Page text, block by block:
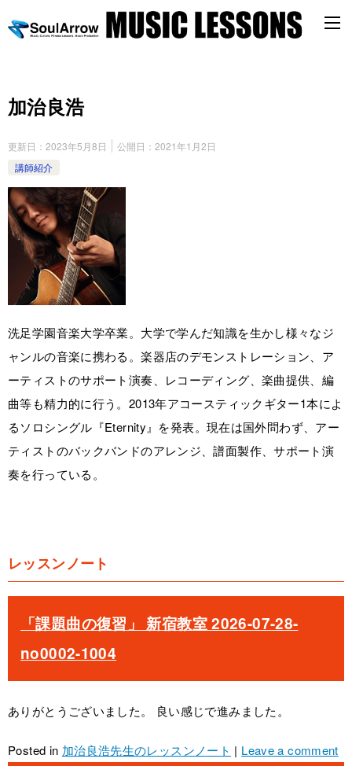
加治良浩
更新日： 2023年5月8日 公開日： 2021年1月2日
講師紹介
洗足学園音楽大学卒業。大学で学んだ知識を生かし様々なジ
ャンルの音楽に携わる。楽器店のデモンストレーション、ア
ーティストのサポート演奏、レコーディング、楽曲提供、編
曲等も精力的に行う。2013年アコースティックギター1本によ
るソロシングル『Eternity』を発表。現在は国外問わず、アー
ティストのバックバンドのアレンジ、譜面製作、サポート演
奏を行っている。
レッスンノート
「課題曲の復習」 新宿教室 2026-07-28-
no0002-1004
ありがとうございました。 良い感じで進みました。
Posted in 加治良浩先生のレッスンノート | Leave a comment